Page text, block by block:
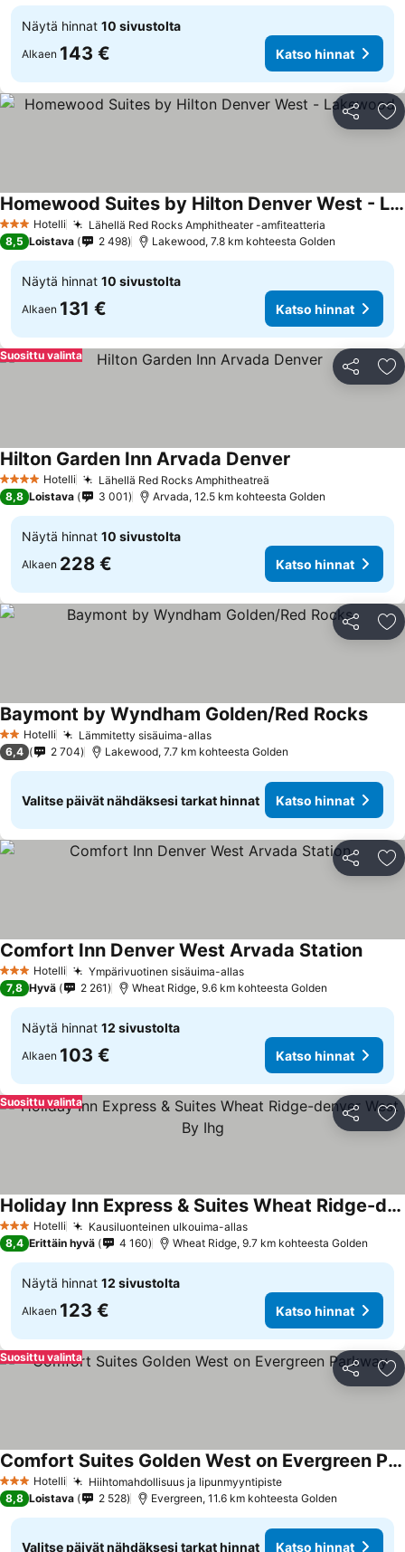
Näytä hinnat 10 sivustolta
Alkaen 143 € Katso hinnat
Jaa
3 Tähtiluokitus
Hotelli Lähellä Red Rocks Amphitheater -amfiteatteria
Homewood Suites by Hilton Denver West - Lakewood
Katso hinnat
8,5 Loistava 2 498 Lakewood, 7.8 km kohteesta Golden
Näytä hinnat 10 sivustolta
Alkaen 131 € Katso hinnat
Jaa
Suosittu valinta
4 Tähtiluokitus
Hotelli Lähellä Red Rocks Amphitheatreä
Hilton Garden Inn Arvada Denver
8,8 Loistava 3 001 Arvada, 12.5 km kohteesta Golden
Näytä hinnat 10 sivustolta
Alkaen 228 € Katso hinnat
Jaa
2 Tähtiluokitus
Hotelli Lämmitetty sisäuima-allasKatso hinnat
Baymont by Wyndham Golden/Red Rocks
6,4 2 704 Lakewood, 7.7 km kohteesta Golden
Valitse päivät nähdäksesi tarkat hinnat Katso hinnat
Jaa
3 Tähtiluokitus
Hotelli Ympärivuotinen sisäuima-allasKatso hinnat
Comfort Inn Denver West Arvada StationKatso
7,8 Hyvä 2 261 Wheat Ridge, 9.6 km kohteesta Golden
Näytä hinnat 12 sivustolta
Alkaen 103 € Katso hinnat
Jaa
Suosittu valinta
3 Tähtiluokitus
Hotelli Kausiluonteinen ulkouima-allasKatso hinnat
Holiday Inn Express & Suites Wheat Ridge-denver West By Ihg
Katso hinnat
8,4 Erittäin hyvä 4 160 Wheat Ridge, 9.7 km kohteesta Golden
Näytä hinnat 12 sivustolta
Alkaen 123 € Katso hinnat
Jaa
Suosittu valinta
3 Tähtiluokitus
Hotelli Hiihtomahdollisuus ja lipunmyyntipisteKatso hinnat
Comfort Suites Golden West on Evergreen Parkway
Katso hinnat
8,8 Loistava 2 528 Evergreen, 11.6 km kohteesta Golden
Valitse päivät nähdäksesi tarkat hinnat Katso hinnat